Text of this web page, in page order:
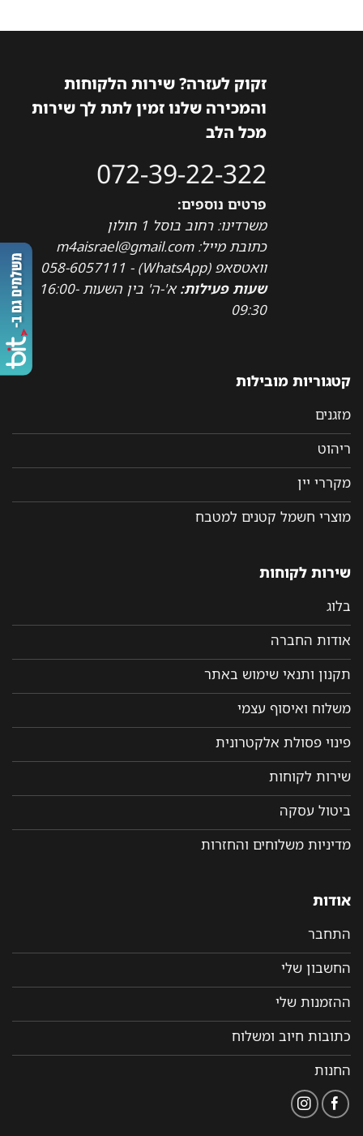
זקוק לעזרה? שירות הלקוחות
והמכירה שלנו זמין לתת לך שירות
מכל הלב
072-39-22-322
פרטים נוספים:
משרדינו: רחוב בוסל 1 חולון
כתובת מייל: m4aisrael@gmail.com
וואטסאפ (WhatsApp) - 058-6057111
שעות פעילות:
א'-ה' בין השעות 16:00-
09:30
קטגוריות מובילות
מזגנים
ריהוט
מקררי יין
מוצרי חשמל קטנים למטבח
שירות לקוחות
בלוג
אודות החברה
תקנון ותנאי שימוש באתר
משלוח ואיסוף עצמי
פינוי פסולת אלקטרונית
שירות לקוחות
ביטול עסקה
מדיניות משלוחים והחזרות
אודות
התחבר
החשבון שלי
ההזמנות שלי
כתובות חיוב ומשלוח
החנות